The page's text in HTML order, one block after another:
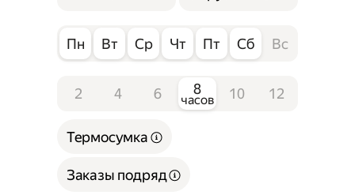
Пн Вт Ср Чт Пт Сб Вс
2 4 6 8
часов 10 12
Термосумка
Заказы подряд